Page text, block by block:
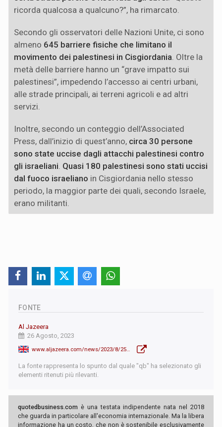
ricorda qualcosa a qualcuno?”, ha rimarcato.
Secondo gli osservatori delle Nazioni Unite, ci sono
almeno 645 barriere fisiche che limitano il
movimento dei palestinesi in Cisgiordania . Oltre la
metà delle barriere hanno un “grave impatto sui
palestinesi”, impedendo l’accesso ai centri urbani,
alle strade principali, ai terreni agricoli e ad altri
servizi.
Inoltre, secondo un conteggio dell’Associated
Press, dall’inizio di quest’anno, circa 30 persone
sono state uccise dagli attacchi palestinesi contro
gli israeliani Quasi 180 palestinesi sono stati uccisi
dal fuoco israeliano in Cisgiordania nello stesso
periodo, la maggior parte dei quali, secondo Israele,
erano militanti.
FONTE
Al Jazeera
26 Agosto, 2023
La fonte rappresenta lo spunto dal quale "qb" ha selezionato gli
elementi ritenuti più rilevanti.
quotedbusiness.com è una testata indipendente nata nel 2018
che guarda in particolare all'economia internazionale. Ma la libera
informazione ha un costo, che non è sostenibile esclusivamente